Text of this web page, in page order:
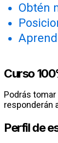
Obtén
Curso
Podrás
responderán
Perfil de